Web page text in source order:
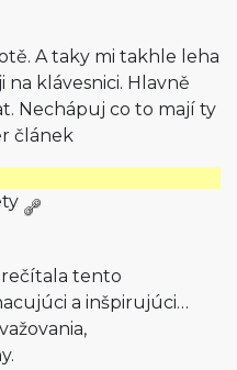
A taky mi takhle leha
klávesnici. Hlavně
Nechápuj co to mají ty
článek
tento
a inšpirujúci…